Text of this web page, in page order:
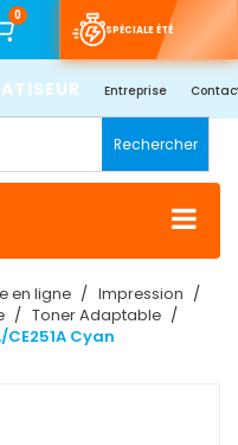
0
SPÉCIALE ÉTÉ
Entreprise
Rechercher
en ligne
Impression
Toner Adaptable
Cyan